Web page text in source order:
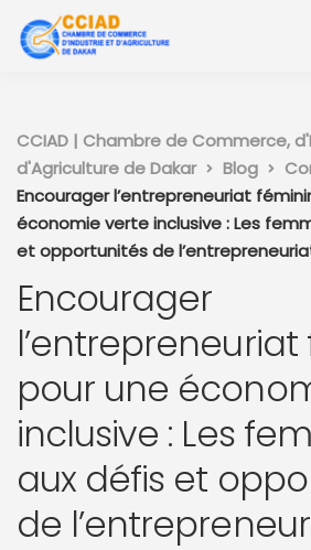
CCIAD | Chambre de Commerce,
d'Agriculture de Dakar
Blog
Encourager l’entrepreneuriat
économie verte inclusive : Les
et opportunités de
Encourager
pour une
inclusive : Les
aux défis et
de